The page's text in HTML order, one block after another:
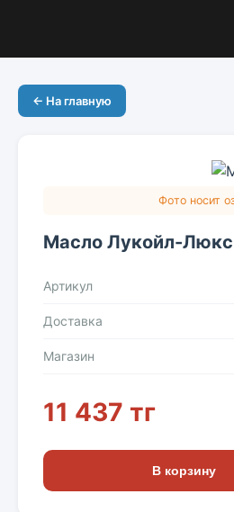
← На главную
Фото носит
Масло Лукойл-
Артикул
Доставка
Магазин
11 437 тг
В корзину